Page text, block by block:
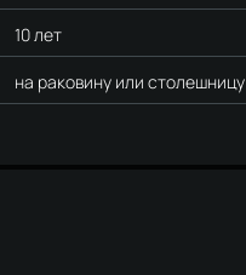
10 лет
на раковину или столешницу